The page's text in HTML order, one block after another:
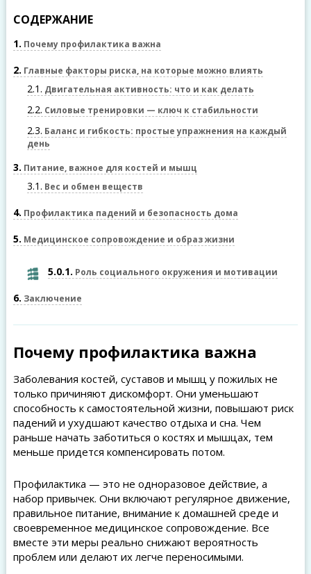
СОДЕРЖАНИЕ
1 Почему профилактика важна
2 Главные факторы риска, на которые можно влиять
2.1 Двигательная активность: что и как делать
2.2 Силовые тренировки — ключ к стабильности
2.3 Баланс и гибкость: простые упражнения на каждый
день
3 Питание, важное для костей и мышц
3.1 Вес и обмен веществ
4 Профилактика падений и безопасность дома
5 Медицинское сопровождение и образ жизни
5.0.1 Роль социального окружения и мотивации
6 Заключение
Почему профилактика важна
Заболевания костей, суставов и мышц у пожилых не
только причиняют дискомфорт. Они уменьшают
способность к самостоятельной жизни, повышают риск
падений и ухудшают качество отдыха и сна. Чем
раньше начать заботиться о костях и мышцах, тем
меньше придется компенсировать потом.
Профилактика — это не одноразовое действие, а
набор привычек. Они включают регулярное движение,
правильное питание, внимание к домашней среде и
своевременное медицинское сопровождение. Все
вместе эти меры реально снижают вероятность
проблем или делают их легче переносимыми.